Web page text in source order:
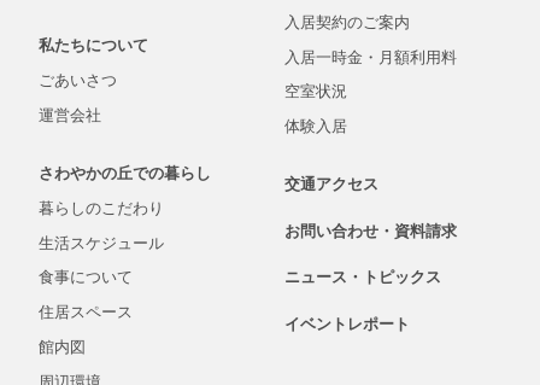
私たちについて
ごあいさつ
運営会社
さわやかの丘での暮らし
暮らしのこだわり
生活スケジュール
食事について
住居スペース
館内図
入居契約のご案内
入居一時金・ 月額利用料
空室状況
体験入居
交通アクセス
お問い合わせ・ 資料請求
ニュース・ トピックス
イベントレポート